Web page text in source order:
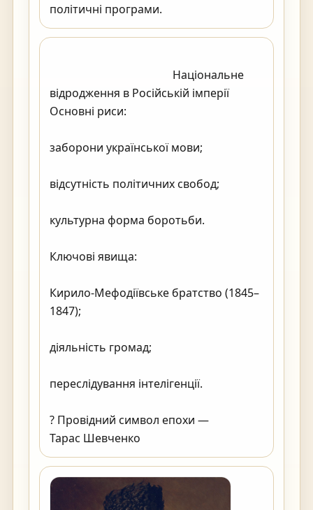
відродження в Російській імперії
Основні риси:
заборони української мови;
відсутність політичних свобод;
культурна форма боротьби.
Ключові явища:
Кирило-Мефодіївське братство (1845–
1847);
діяльність громад;
переслідування інтелігенції.
? Провідний символ епохи —
Тарас Шевченко